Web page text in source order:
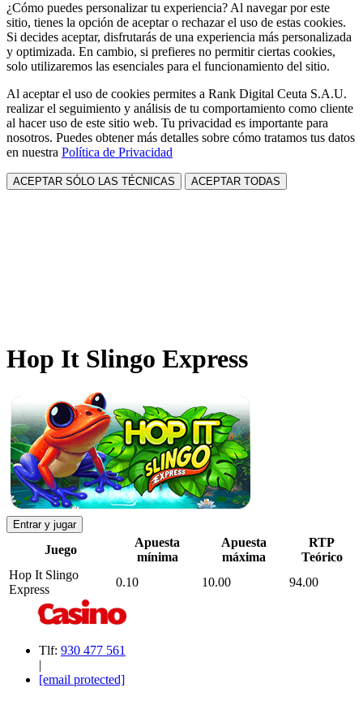
¿Cómo puedes personalizar tu experiencia? Al navegar por este
sitio, tienes la opción de aceptar o rechazar el uso de estas cookies.
Si decides aceptar, disfrutarás de una experiencia más personalizada
y optimizada. En cambio, si prefieres no permitir ciertas cookies,
solo utilizaremos las esenciales para el funcionamiento del sitio.
Al aceptar el uso de cookies permites a Rank Digital Ceuta S.A.U.
realizar el seguimiento y análisis de tu comportamiento como cliente
al hacer uso de este sitio web. Tu privacidad es importante para
nosotros. Puedes obtener más detalles sobre cómo tratamos tus datos
en nuestra Política de Privacidad
ACEPTAR SÓLO LAS TÉCNICAS ACEPTAR TODAS
Hop It Slingo Express
Entrar y jugar
Juego
Apuesta
mínima
Apuesta
máxima
RTP
Teórico
Hop It Slingo
Express
0.10 10.00 94.00
Tlf: 930 477 561
|
[email protected]